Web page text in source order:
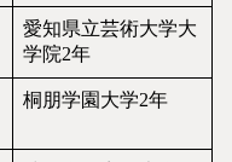
愛知県立芸術大学大
学院2年
桐朋学園大学2年